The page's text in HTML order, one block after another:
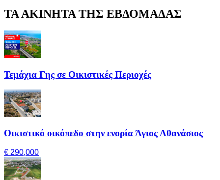
ΤΑ ΑΚΙΝΗΤΑ ΤΗΣ ΕΒΔΟΜΑΔΑΣ
Τεμάχια Γης σε Οικιστικές Περιοχές
Οικιστικό οικόπεδο στην ενορία Άγιος Αθανάσιος
€ 290,000